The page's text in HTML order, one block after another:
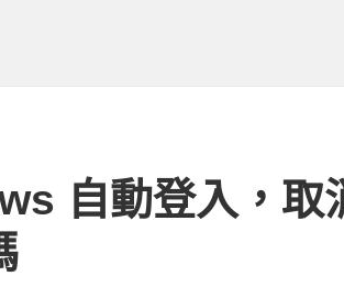
自動登入，取